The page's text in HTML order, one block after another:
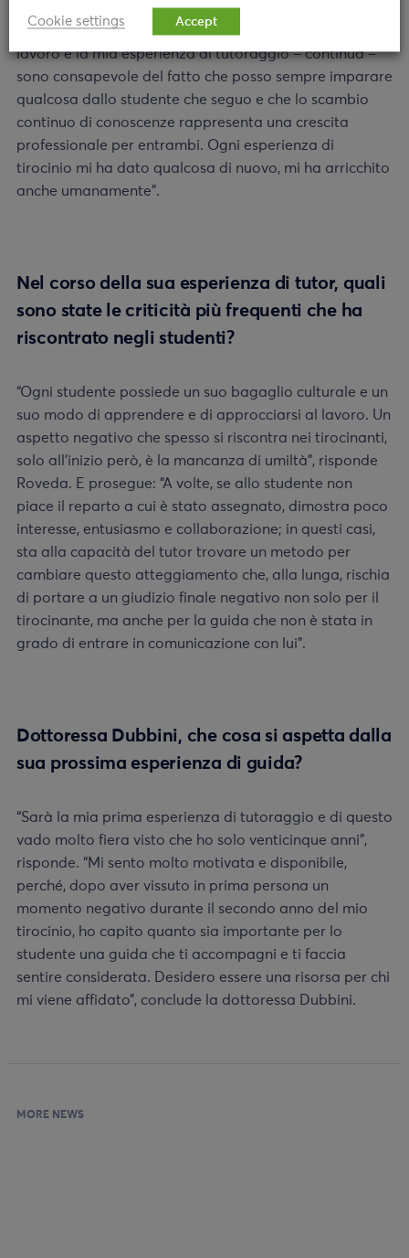
“Lo vivo con un grande senso diresponsabilità
risponde Roveda. “Nonostante la mia anzianità di
lavoro e la mia esperienza di tutoraggio – continua –
sono consapevole del fatto che posso sempre imparare
qualcosa dallo studente che seguo e che lo scambio
continuo di conoscenze rappresenta una crescita
professionale per entrambi. Ogni esperienza di
tirocinio mi ha dato qualcosa di nuovo, mi ha arricchito
anche umanamente”.
Nel corso della sua esperienza di tutor, quali
sono state le criticità più frequenti che ha
riscontrato negli studenti?
“Ogni studente possiede un suo bagaglio culturale e un
suo modo di apprendere e di approcciarsi al lavoro. Un
aspetto negativo che spesso si riscontra nei tirocinanti,
solo all’inizio però, è la mancanza di umiltà”, risponde
Roveda. E prosegue: “A volte, se allo studente non
piace il reparto a cui è stato assegnato, dimostra poco
interesse, entusiasmo e collaborazione; in questi casi,
sta alla capacità del tutor trovare un metodo per
cambiare questo atteggiamento che, alla lunga, rischia
di portare a un giudizio finale negativo non solo per il
tirocinante, ma anche per la guida che non è stata in
grado di entrare in comunicazione con lui”.
Dottoressa Dubbini, che cosa si aspetta dalla
sua prossima esperienza di guida?
“Sarà la mia prima esperienza di tutoraggio e di questo
vado molto fiera visto che ho solo venticinque anni”,
risponde. “Mi sento molto motivata e disponibile,
perché, dopo aver vissuto in prima persona un
momento negativo durante il secondo anno del mio
tirocinio, ho capito quanto sia importante per lo
studente una guida che ti accompagni e ti faccia
sentire considerata. Desidero essere una risorsa per chi
mi viene affidato”, conclude la dottoressa Dubbini.
MORE NEWS
Cookie settings Accept